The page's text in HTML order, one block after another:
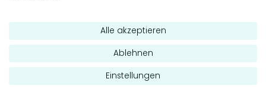
Alle akzeptieren
Ablehnen
Einstellungen